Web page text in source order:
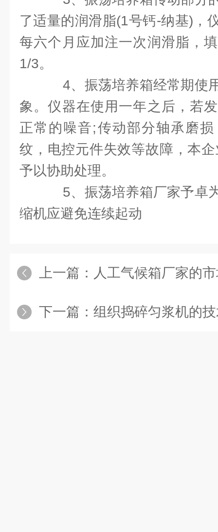
了适量的润滑脂(1号钙-纳基)，
每六个月应加注一次润滑脂，
1/3。
4、振荡培养箱经常期使
象。仪器在使用一年之后，若
正常的噪音;传动部分轴承磨
纹，电控元件失效等故障，本
予以协助处理。
5、振荡培养箱厂家予卓
缩机应避免连续起动
上一篇： 人工气候箱厂家的
下一篇： 组织捣碎匀浆机的